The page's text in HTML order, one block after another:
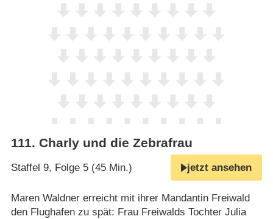
111. Charly und die Zebrafrau
Staffel 9, Folge 5 (45 Min.) jetzt ansehen
Maren Waldner erreicht mit ihrer Mandantin Freiwald
den Flughafen zu spät: Frau Freiwalds Tochter Julia